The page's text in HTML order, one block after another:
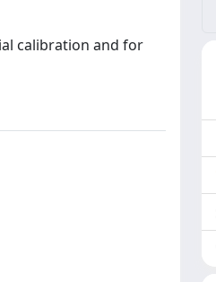
calibration and for